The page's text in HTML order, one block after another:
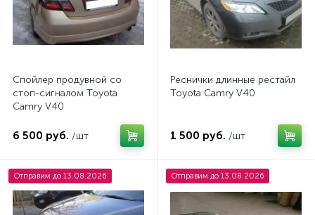
Спойлер продувной со
стоп-сигналом Toyota
Camry V40
6 500 руб. /шт
Реснички длинные рестайл
Toyota Camry V40
1 500 руб. /шт
Отправим до 13.08.2026 Отправим до 13.08.2026